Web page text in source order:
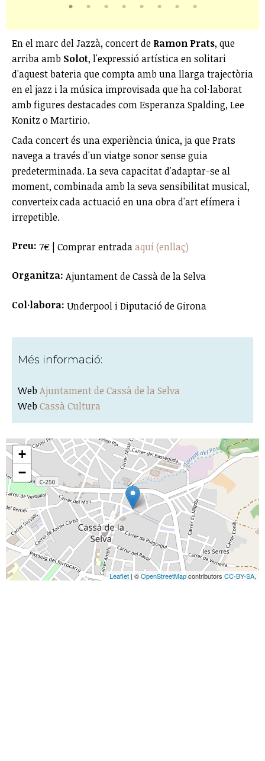
En el marc del Jazzà, concert de Ramon Prats, que
arriba amb Solot, l'expressió artística en solitari
d'aquest bateria que compta amb una llarga trajectòria
en el jazz i la música improvisada que ha col·laborat
amb figures destacades com Esperanza Spalding, Lee
Konitz o Martirio.
Cada concert és una experiència única, ja que Prats
navega a través d'un viatge sonor sense guia
predeterminada. La seva capacitat d'adaptar-se al
moment, combinada amb la seva sensibilitat musical,
converteix cada actuació en una obra d'art efímera i
irrepetible.
Preu: 7€ | Comprar entradaaquí (enllaç)
Organitza: Ajuntament de Cassà de la Selva
Col·labora: Underpool i Diputació de Girona
Més informació:
Web Ajuntament de Cassà de la Selva
Web Cassà Cultura
+
−
Leaflet | ©OpenStreetMapcontributors CC-BY-SA,